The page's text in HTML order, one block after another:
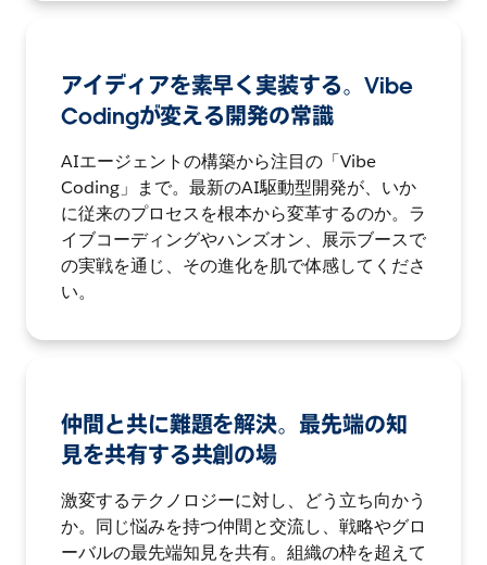
アイディアを素早く実装する。Vibe
Codingが変える開発の常識
AIエージェントの構築から注目の「Vibe
Coding」まで。最新のAI駆動型開発が、いか
に従来のプロセスを根本から変革するのか。ラ
イブコーディングやハンズオン、展示ブースで
の実戦を通じ、その進化を肌で体感してくださ
い。
仲間と共に難題を解決。最先端の知
見を共有する共創の場
激変するテクノロジーに対し、どう立ち向かう
か。同じ悩みを持つ仲間と交流し、戦略やグロ
ーバルの最先端知見を共有。組織の枠を超えて